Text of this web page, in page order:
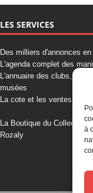
à
LES SERVICES
Des milliers d'annonces en
L'agenda complet des
L'annuaire des clubs,
musées
La cote et les ventes aux
La Boutique du
Rozaly